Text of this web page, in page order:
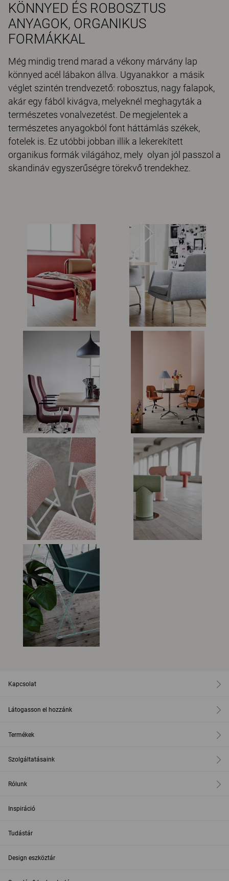
KÖNNYED ÉS ROBOSZTUS
ANYAGOK, ORGANIKUS
FORMÁKKAL
Még mindig trend marad a vékony márvány lap
könnyed acél lábakon állva. Ugyanakkor a másik
véglet szintén trendvezető: robosztus, nagy falapok,
akár egy fából kivágva, melyeknél meghagyták a
természetes vonalvezetést. De megjelentek a
természetes anyagokból font háttámlás székek,
fotelek is. Ez utóbbi jobban illik a lekerekített
organikus formák világához, mely olyan jól passzol a
skandináv egyszerűségre törekvő trendekhez.
Kapcsolat
Látogasson el hozzánk
Termékek
Szolgáltatásaink
Rólunk
Inspiráció
Tudástár
Design eszköztár